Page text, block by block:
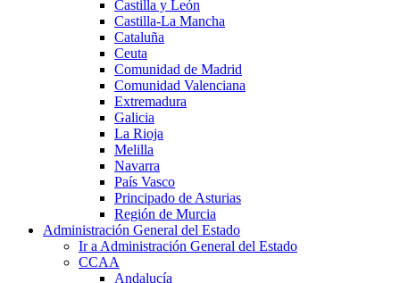
Castilla y León
Castilla-La Mancha
Cataluña
Ceuta
Comunidad de Madrid
Comunidad Valenciana
Extremadura
Galicia
La Rioja
Melilla
Navarra
País Vasco
Principado de Asturias
Región de Murcia
Administración General del Estado
Ir a Administración General del Estado
CCAA
Andalucía